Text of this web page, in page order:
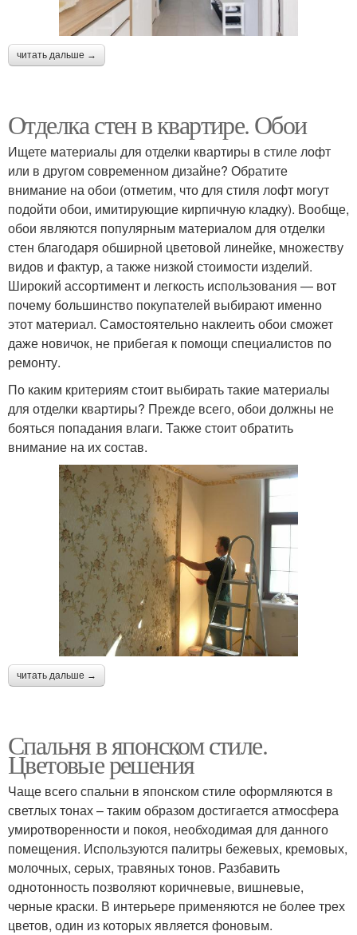
читать дальше →
Отделка стен в квартире. Обои
Ищете материалы для отделки квартиры в стиле лофт
или в другом современном дизайне? Обратите
внимание на обои (отметим, что для стиля лофт могут
подойти обои, имитирующие кирпичную кладку). Вообще,
обои являются популярным материалом для отделки
стен благодаря обширной цветовой линейке, множеству
видов и фактур, а также низкой стоимости изделий.
Широкий ассортимент и легкость использования — вот
почему большинство покупателей выбирают именно
этот материал. Самостоятельно наклеить обои сможет
даже новичок, не прибегая к помощи специалистов по
ремонту.
По каким критериям стоит выбирать такие материалы
для отделки квартиры? Прежде всего, обои должны не
бояться попадания влаги. Также стоит обратить
внимание на их состав.
читать дальше →
Спальня в японском стиле.
Цветовые решения
Чаще всего спальни в японском стиле оформляются в
светлых тонах – таким образом достигается атмосфера
умиротворенности и покоя, необходимая для данного
помещения. Используются палитры бежевых, кремовых,
молочных, серых, травяных тонов. Разбавить
однотонность позволяют коричневые, вишневые,
черные краски. В интерьере применяются не более трех
цветов, один из которых является фоновым.